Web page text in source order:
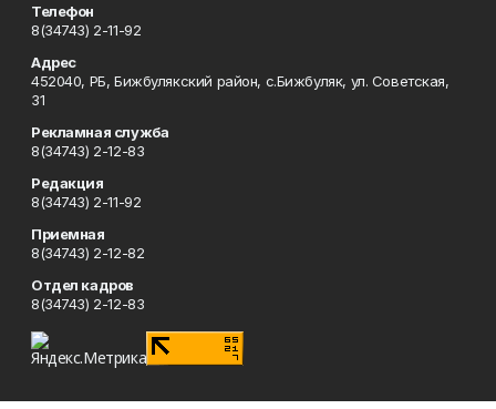
Телефон
8(34743) 2-11-92
Адрес
452040, РБ, Бижбулякский район, с.Бижбуляк, ул. Советская,
31
Рекламная служба
8(34743) 2-12-83
Редакция
8(34743) 2-11-92
Приемная
8(34743) 2-12-82
Отдел кадров
8(34743) 2-12-83